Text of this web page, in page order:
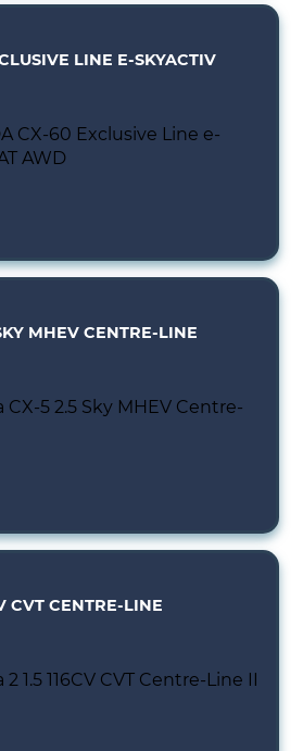
LINE E-SKYACTIV
MHEV CENTRE-LINE
CVT CENTRE-LINE